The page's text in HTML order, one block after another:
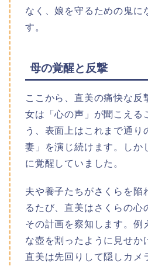
なく、娘を守るための鬼に
す。
母の覚醒と反撃
ここから、直美の痛快な反
女は「心の声」が聞こえる
う、表面上はこれまで通り
妻」を演じ続けます。しか
に覚醒していました。
夫や養子たちがさくらを陥
るたび、直美はさくらの心
その計画を察知します。例
な壺を割ったように見せか
直美は先回りして隠しカメ